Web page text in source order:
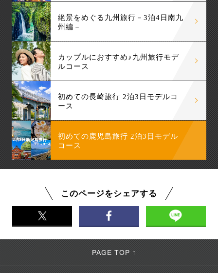
絶景をめぐる九州旅行－3泊4日南九
州編－
カップルにおすすめ♪九州旅行モデ
ルコース
初めての長崎旅行 2泊3日モデルコ
ース
初めての鹿児島旅行 2泊3日モデル
コース
このページをシェアする
PAGE TOP ↑